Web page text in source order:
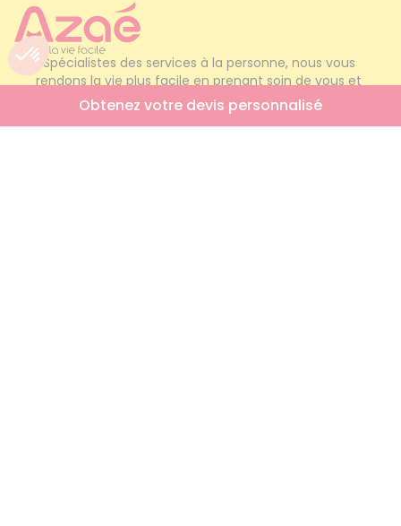
Spécialistes des services à la personne, nous vous
rendons la vie plus facile en prenant soin de vous et
de votre maison. Et ce, depuis près de 20 ans !
Prêt à simplifier votre quotidien ?
Obtenez votre devis personnalisé